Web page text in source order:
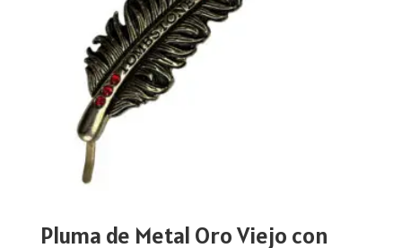
Pluma de Metal Oro Viejo con